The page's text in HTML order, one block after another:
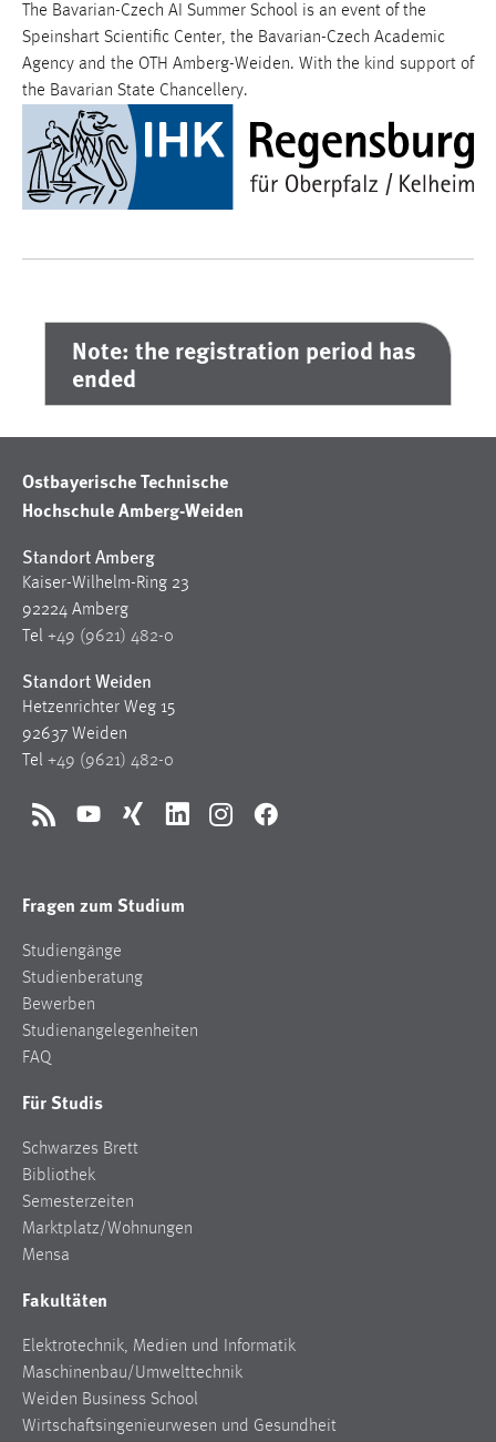
The Bavarian-Czech AI Summer School is an event of the
Speinshart Scientific Center, the Bavarian-Czech Academic
Agency and the OTH Amberg-Weiden. With the kind support of
the Bavarian State Chancellery.
Note: the registration period has
ended
Ostbayerische Technische
Hochschule Amberg-Weiden
Standort Amberg
Kaiser-Wilhelm-Ring 23
92224 Amberg
Tel +49 (9621) 482-0
Standort Weiden
Hetzenrichter Weg 15
92637 Weiden
Tel +49 (9621) 482-0
RSS YouTubeXing LinkedInInstagramFacebook
Fragen zum Studium
Studiengänge
Studienberatung
Bewerben
Studienangelegenheiten
FAQ
Für Studis
Schwarzes Brett
Bibliothek
Semesterzeiten
Marktplatz/Wohnungen
Mensa
Fakultäten
Elektrotechnik, Medien und Informatik
Maschinenbau/Umwelttechnik
Weiden Business School
Wirtschaftsingenieurwesen und Gesundheit
Performance
Name:
staticfilecache
Zweck:
Für performante Seitenauslieferung wird in diesem Cookie
gespeichert, ob man eingeloggt ist.
Sprachpräferenz
site-language-preference
Zweck:
Das Cookie speichert die gewählte Sprache der Website.
Cookie Laufzeit:
Chat
Name:
MibewSessionID, MIBEW_UserID, mibew_locale, mibew-
chat-frame-style-5e9dbeb1811c0446
Wird benötigt um die Chatfunktion nutzen zu können.
Cookie Laufzeit:
MibewSessionID, mibew-chat-frame-style-
5e9dbeb1811c0446 = Sitzungslaufzeit, mibew_locale = 3
Name:
Zweck:
Dieser Cookie ist notwendig um sich an der Website
einloggen zu können.
STATISTIK
Statistik Cookies erfassen Informationen anonym.
Diese Informationen helfen uns zu verstehen, wie
unsere Besucher unsere Website nutzen.
Matomo
Name:
_pk_ref, _pk_cvar, _pk_id, _pk_ses
Zweck: